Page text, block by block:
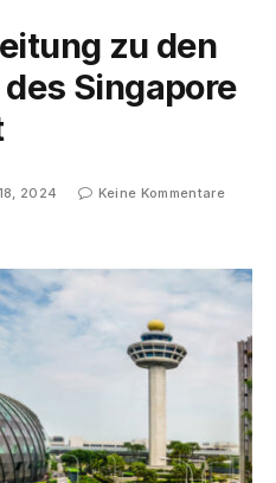
zu den
Singapore
2024
Keine Kommentare